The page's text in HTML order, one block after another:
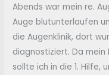
Abends war mein re.
Auge blutunterlaufen
die Augenklinik, dort
diagnostiziert. Da mein
sollte ich in die 1. Hilfe,